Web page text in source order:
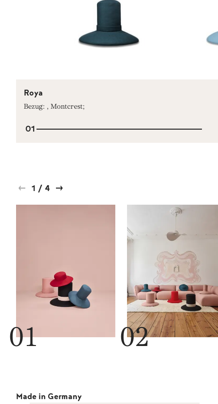
Roya
Bezug: , Montcrest;
01
1 / 4
Made in Germany